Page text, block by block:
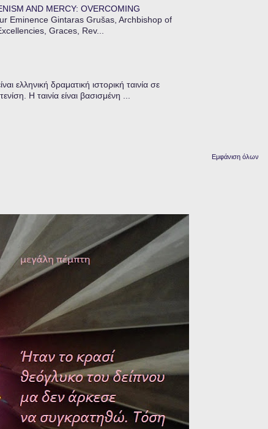
AND MERCY: OVERCOMING
Eminence Gintaras Grušas, Archbishop of
Graces, Rev...
ελληνική δραματική ιστορική ταινία σε
Η ταινία είναι βασισμένη ...
Εμφάνιση όλων